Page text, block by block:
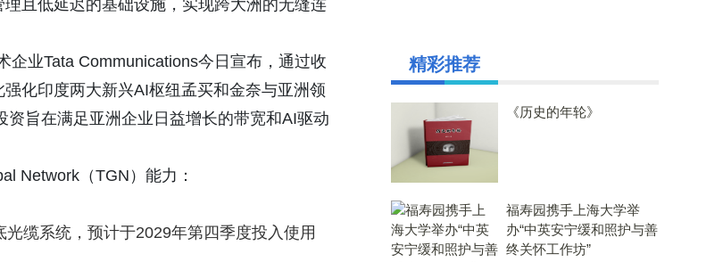
且低延迟的基础设施，实现跨大洲的无缝连
业Tata Communications今日宣布，通过收
化印度两大新兴AI枢纽孟买和金奈与亚洲领
旨在满足亚洲企业日益增长的带宽和AI驱动
Network（TGN）能力：
缆系统，预计于2029年第四季度投入使用
精彩推荐
《历史的年轮》
福寿园携手上海大学举
办“中英安宁缓和照护与善
终关怀工作坊”